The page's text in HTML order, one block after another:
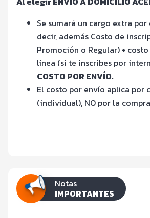
Se sumará un cargo extra por
decir, además Costo de
Promoción o Regular) +
línea (si te inscribes por
COSTO POR ENVÍO.
El costo por envío aplica por
(individual), NO por la
Notas
IMPORTANTES